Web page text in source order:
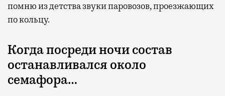
забронировать нужные билеты и рестораны.
Бизнес-зал становится местом, где можно
провести переговоры, поработать или просто
выпить кофе, наблюдая сквозь панорамные
помню из детства звуки паровозов, проезжающих
по кольцу.
Когда посреди ночи состав
останавливался около
семафора…